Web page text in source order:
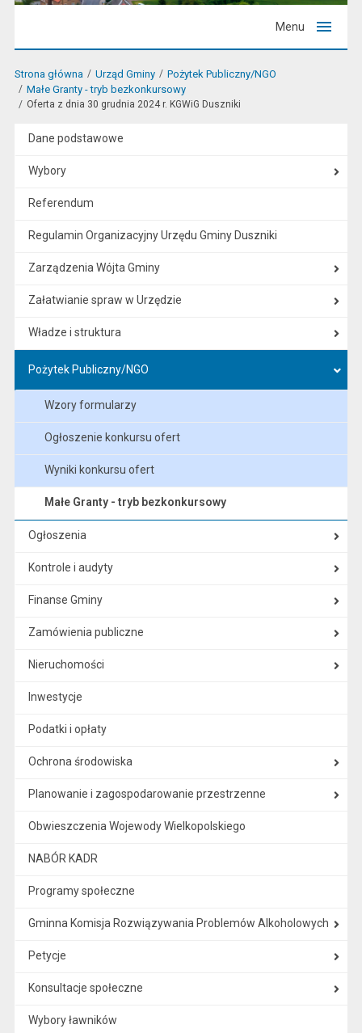
Menu
Strona główna Urząd Gminy
Pożytek Publiczny/NGO
Małe Granty - tryb bezkonkursowy
Oferta z dnia 30 grudnia 2024 r. KGWiG Duszniki
Dane podstawowe
Wybory
Referendum
Regulamin Organizacyjny Urzędu Gminy Duszniki
Zarządzenia Wójta Gminy
Załatwianie spraw w Urzędzie
Władze i struktura
Pożytek Publiczny/NGO
Wzory formularzy
Ogłoszenie konkursu ofert
Wyniki konkursu ofert
Małe Granty - tryb bezkonkursowy
Ogłoszenia
Kontrole i audyty
Finanse Gminy
Zamówienia publiczne
Nieruchomości
Inwestycje
Podatki i opłaty
Ochrona środowiska
Planowanie i zagospodarowanie przestrzenne
Obwieszczenia Wojewody Wielkopolskiego
NABÓR KADR
Programy społeczne
Gminna Komisja Rozwiązywania Problemów Alkoholowych
Petycje
Konsultacje społeczne
Wybory ławników